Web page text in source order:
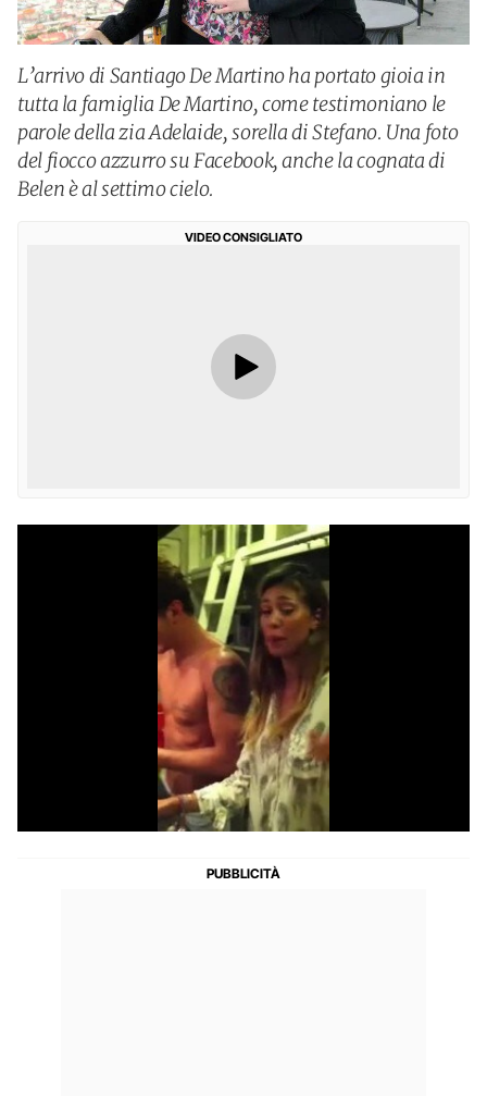
L’arrivo di Santiago De Martino ha portato gioia in
tutta la famiglia De Martino, come testimoniano le
parole della zia Adelaide, sorella di Stefano. Una foto
del fiocco azzurro su Facebook, anche la cognata di
Belen è al settimo cielo.
VIDEO CONSIGLIATO